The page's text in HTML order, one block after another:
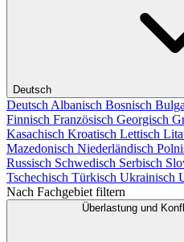
Deutsch
Deutsch Albanisch Bosnisch
Finnisch Französisch Georgisch
Kasachisch Kroatisch Lettisch
Mazedonisch Niederländisch
Russisch Schwedisch Serbisch
Tschechisch Türkisch Ukrainisch
Nach Fachgebiet filtern
Überlastung und